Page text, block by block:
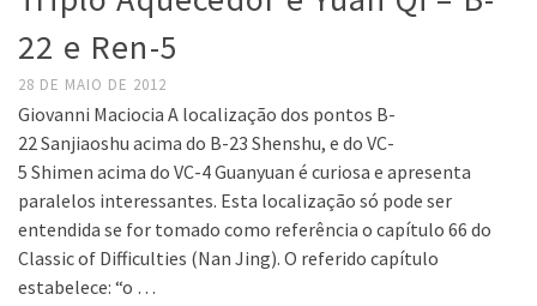
22 e Ren-5
28 DE MAIO DE 2012
Giovanni Maciocia A localização dos pontos B-
22 Sanjiaoshu acima do B-23 Shenshu, e do VC-
5 Shimen acima do VC-4 Guanyuan é curiosa e apresenta
paralelos interessantes. Esta localização só pode ser
entendida se for tomado como referência o capítulo 66 do
Classic of Difficulties (Nan Jing). O referido capítulo
estabelece: “o …